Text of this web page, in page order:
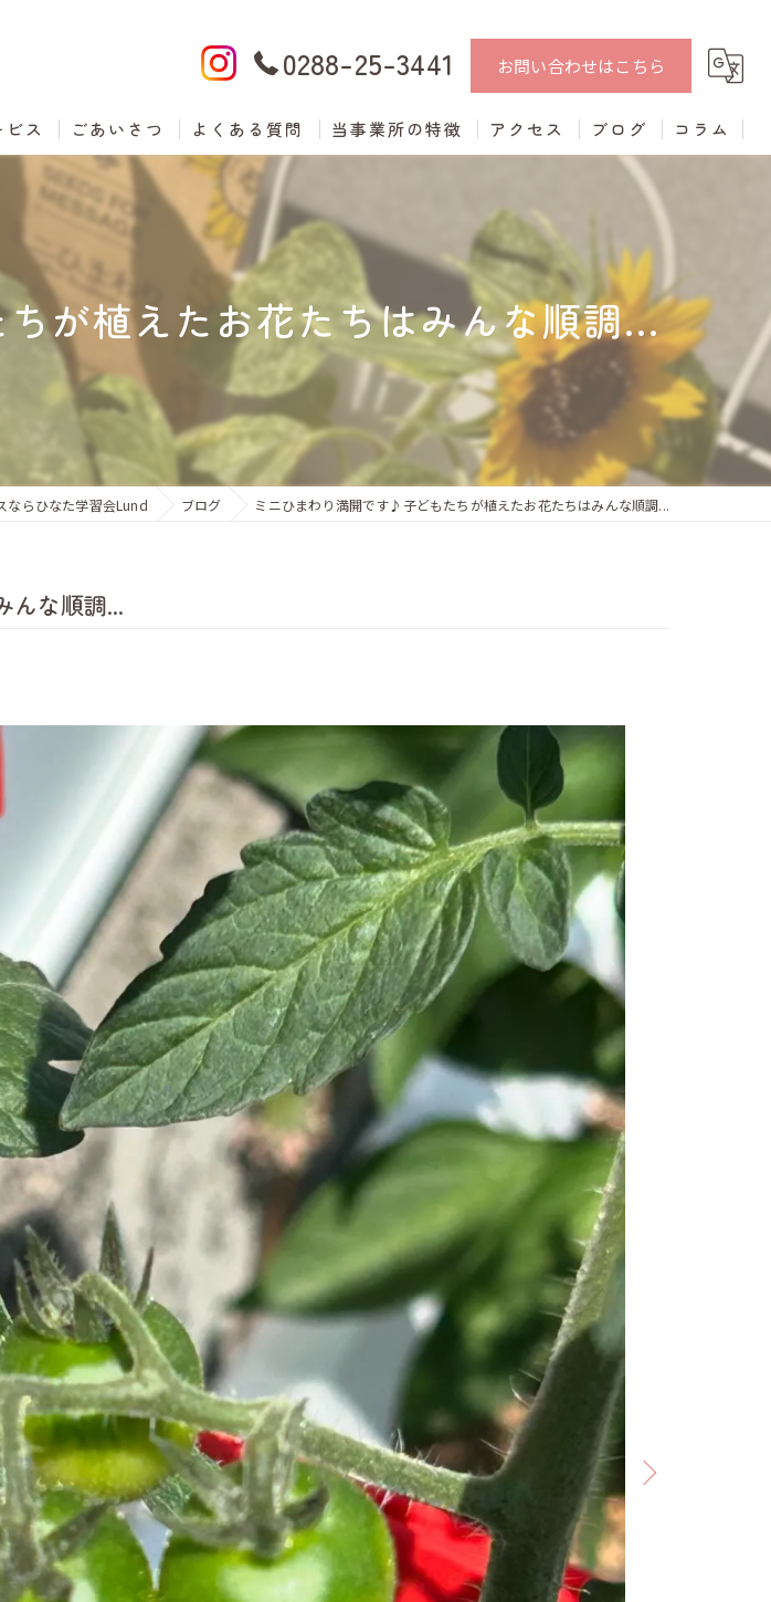
0288-25-3441 お問い合わせはこちら
ビス ごあいさつ よくある質問 当事業所の特徴
学習支援
進学支援
発達障がい
不登校
アクセス ブログ コラム
が植えたお花たちはみんな順調...
ならひなた学習会Lund ブログ ミニひまわり満開です♪子どもたちが植えたお花たちはみんな順調...
んな順調...